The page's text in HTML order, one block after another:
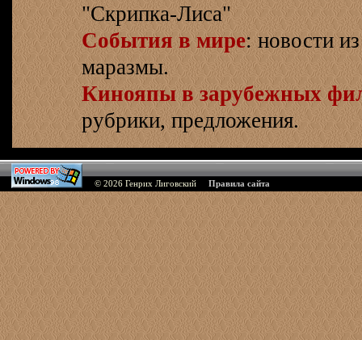
"Скрипка-Лиса"
События в мире: новости
маразмы.
Кинояпы в зарубежных
рубрики, предложения.
© 2026 Генрих Лиговский Правила сайта